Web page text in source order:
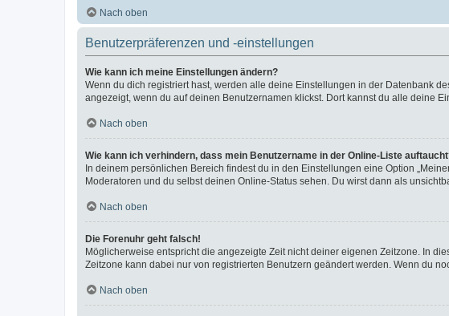
Nach oben
Benutzerpräferenzen und -einstellungen
Wie kann ich meine Einstellungen ändern?
Wenn du dich registriert hast, werden alle deine Einstellungen in der Datenbank
angezeigt, wenn du auf deinen Benutzernamen klickst. Dort kannst du alle deine
Nach oben
Wie kann ich verhindern, dass mein Benutzername in der Online-Liste
In deinem persönlichen Bereich findest du in den Einstellungen eine Option
Moderatoren und du selbst deinen Online-Status sehen. Du wirst dann als
Nach oben
Die Forenuhr geht falsch!
Möglicherweise entspricht die angezeigte Zeit nicht deiner eigenen Zeitzone. In
Zeitzone kann dabei nur von registrierten Benutzern geändert werden. Wenn du
Nach oben